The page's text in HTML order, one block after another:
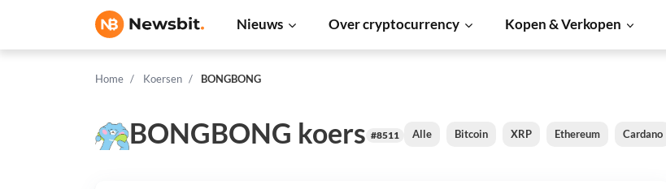
Nieuws Over cryptocurrency Kopen & Verkopen
Home Koersen BONGBONG
BONGBONG koers #8511 Alle Bitcoin XRP Ethereum Cardano